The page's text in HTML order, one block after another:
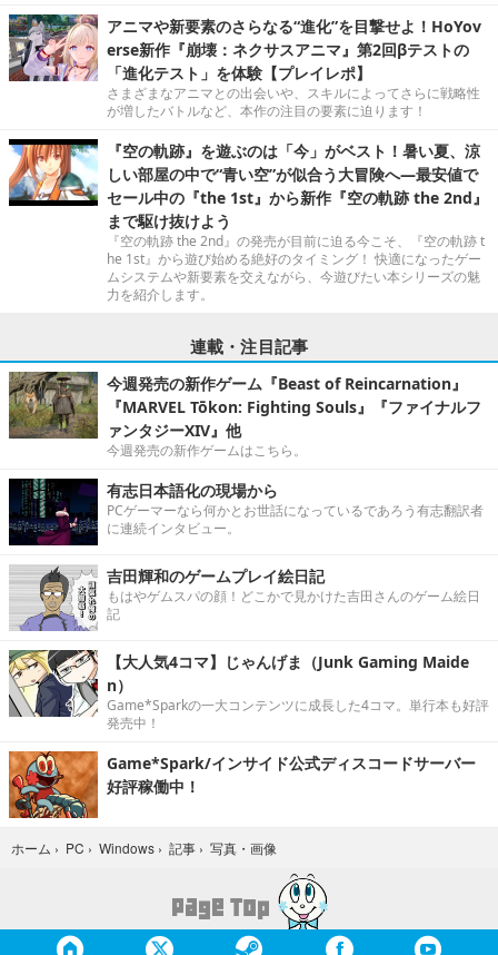
アニマや新要素のさらなる“進化”を目撃せよ！HoYov
erse新作『崩壊：ネクサスアニマ』第2回βテストの
「進化テスト」を体験【プレイレポ】
さまざまなアニマとの出会いや、スキルによってさらに戦略性
が増したバトルなど、本作の注目の要素に迫ります！
『空の軌跡』を遊ぶのは「今」がベスト！暑い夏、涼
しい部屋の中で“青い空”が似合う大冒険へ―最安値で
セール中の『the 1st』から新作『空の軌跡 the 2nd』
まで駆け抜けよう
『空の軌跡 the 2nd』の発売が目前に迫る今こそ、『空の軌跡 t
he 1st』から遊び始める絶好のタイミング！ 快適になったゲー
ムシステムや新要素を交えながら、今遊びたい本シリーズの魅
力を紹介します。
連載・注目記事
今週発売の新作ゲーム『Beast of Reincarnation』
『MARVEL Tōkon: Fighting Souls』『ファイナルフ
ァンタジーXIV』他
今週発売の新作ゲームはこちら。
有志日本語化の現場から
PCゲーマーなら何かとお世話になっているであろう有志翻訳者
に連続インタビュー。
吉田輝和のゲームプレイ絵日記
もはやゲムスパの顔！どこかで見かけた吉田さんのゲーム絵日
記
【大人気4コマ】じゃんげま（Junk Gaming Maide
n）
Game*Sparkの一大コンテンツに成長した4コマ。単行本も好評
発売中！
Game*Spark/インサイド公式ディスコードサーバー
好評稼働中！
ホーム › PC › Windows › 記事 › 写真・画像